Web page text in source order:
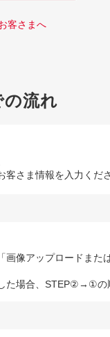
客さまへ
の流れ
さま情報を入力くださ
画像アップロードまた
た場合、STEP②→①の